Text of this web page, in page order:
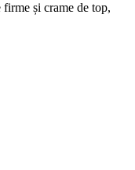
și crame de top,